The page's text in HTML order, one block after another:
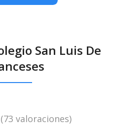
San Luis De
(73 valoraciones)